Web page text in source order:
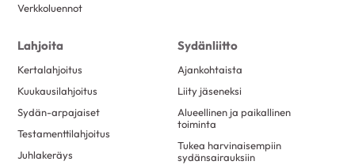
Verkkoluennot
Lahjoita
Kertalahjoitus
Kuukausilahjoitus
Sydän-arpajaiset
Testamenttilahjoitus
Juhlakeräys
Sydänliitto
Ajankohtaista
Liity jäseneksi
Alueellinen ja paikallinen
toiminta
Tukea harvinaisempiin
sydänsairauksiin